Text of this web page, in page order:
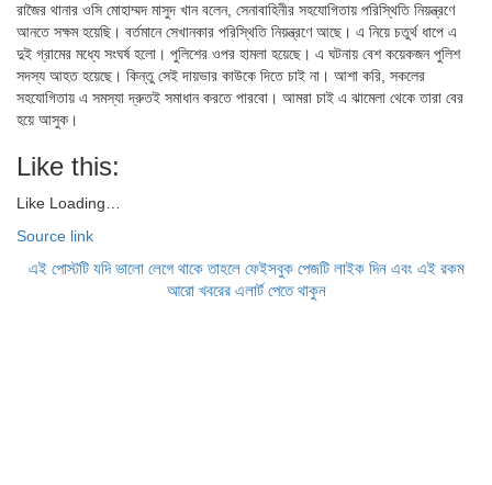
রাজৈর থানার ওসি মোহাম্মদ মাসুদ খান বলেন, সেনাবাহিনীর সহযোগিতায় পরিস্থিতি নিয়ন্ত্রণে
আনতে সক্ষম হয়েছি। বর্তমানে সেখানকার পরিস্থিতি নিয়ন্ত্রণে আছে। এ নিয়ে চতুর্থ ধাপে এ
দুই গ্রামের মধ্যে সংঘর্ষ হলো। পুলিশের ওপর হামলা হয়েছে। এ ঘটনায় বেশ কয়েকজন পুলিশ
সদস্য আহত হয়েছে। কিন্তু সেই দায়ভার কাউকে দিতে চাই না। আশা করি, সকলের
সহযোগিতায় এ সমস্যা দ্রুতই সমাধান করতে পারবো। আমরা চাই এ ঝামেলা থেকে তারা বের
হয়ে আসুক।
Like this:
Like Loading…
Source link
এই পোস্টটি যদি ভালো লেগে থাকে তাহলে ফেইসবুক পেজটি লাইক দিন এবং এই রকম
আরো খবরের এলার্ট পেতে থাকুন